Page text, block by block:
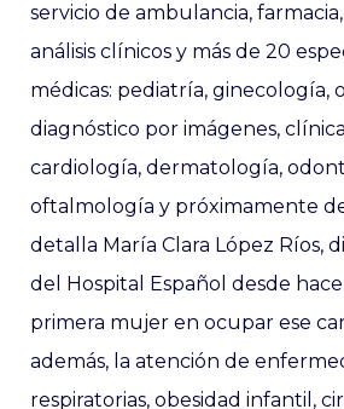
servicio de ambulancia,
análisis clínicos y más de 20
médicas: pediatría, ginecología,
diagnóstico por imágenes,
cardiología, dermatología,
oftalmología y próximamente
detalla María Clara López Ríos,
del Hospital Español desde hace
primera mujer en ocupar ese
además, la atención de
respiratorias, obesidad infantil,